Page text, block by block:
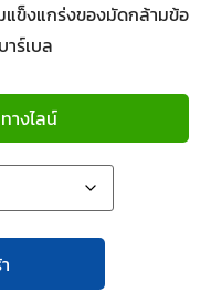
แข็งแกร่งของมัดกล้ามข้อ
ร์เบล
างไลน์